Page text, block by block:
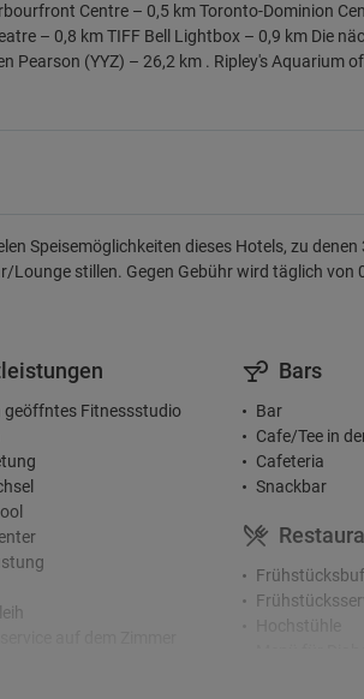
Centre – 0,5 km Toronto-Dominion
– 0,8 km TIFF Bell Lightbox – 0,9 km Die
Pearson (YYZ) – 26,2 km . Ripley's Aquarium
Speisemöglichkeiten dieses Hotels, zu
stillen. Gegen Gebühr wird täglich von
geöffntes Fitnessstudio
Bars
Bar
Cafe/Tee in
Cafeteria
Snackbar